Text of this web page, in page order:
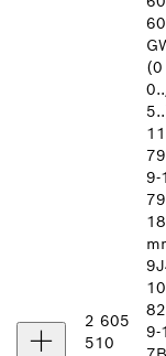
2 605
510
(0
9-
9-